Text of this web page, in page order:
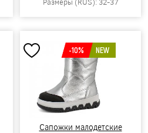
-10% NEW
Сапожки малодетские